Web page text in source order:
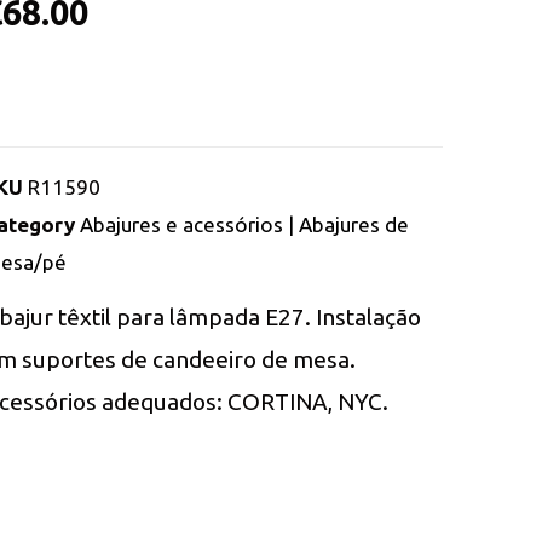
68.00
R11590
Abajures e acessórios | Abajures de
pé
têxtil para lâmpada E27. Instalação
suportes de candeeiro de mesa.
adequados: CORTINA, NYC.